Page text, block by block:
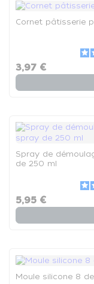
Cornet pâtisserie
3,97 €
Spray de
de 250 ml
5,95 €
Moule silicone 8